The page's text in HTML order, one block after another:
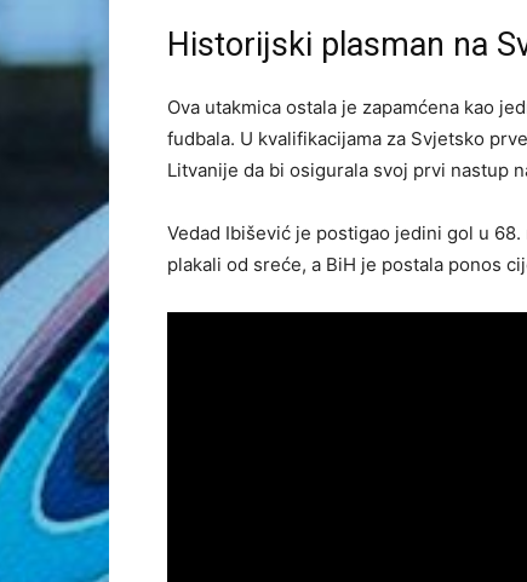
Historijski plasman na
Ova utakmica ostala je zapamćena kao
fudbala. U kvalifikacijama za Svjetsko
Litvanije da bi osigurala svoj prvi nastup
Vedad Ibišević je postigao jedini gol u
plakali od sreće, a BiH je postala ponos